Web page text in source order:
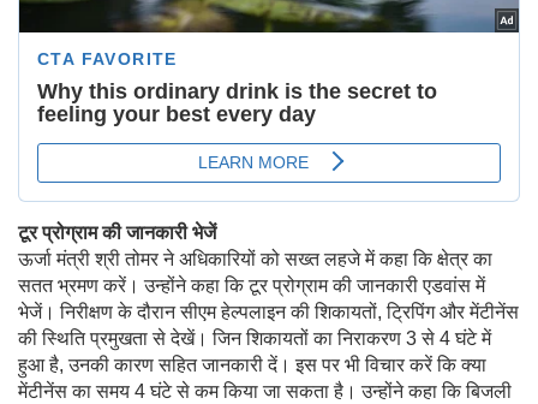
टूर प्रोग्राम की जानकारी भेजें
ऊर्जा मंत्री श्री तोमर ने अधिकारियों को सख्त लहजे में कहा कि क्षेत्र का
सतत भ्रमण करें। उन्होंने कहा कि टूर प्रोग्राम की जानकारी एडवांस में
भेजें। निरीक्षण के दौरान सीएम हेल्पलाइन की शिकायतों, ट्रिपिंग और मेंटीनेंस
की स्थिति प्रमुखता से देखें। जिन शिकायतों का निराकरण 3 से 4 घंटे में
हुआ है, उनकी कारण सहित जानकारी दें। इस पर भी विचार करें कि क्या
मेंटीनेंस का समय 4 घंटे से कम किया जा सकता है। उन्होंने कहा कि बिजली